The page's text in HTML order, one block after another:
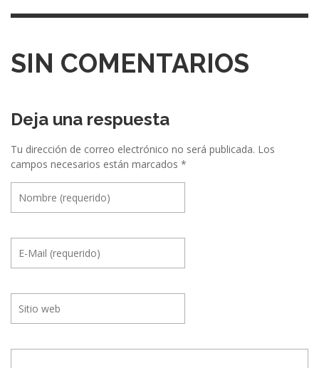
c
i
n
e
n
r
e
E
v
e
SIN COMENTARIOS
Deja una respuesta
Tu dirección de correo electrónico no será publicada. Los
campos necesarios están marcados *